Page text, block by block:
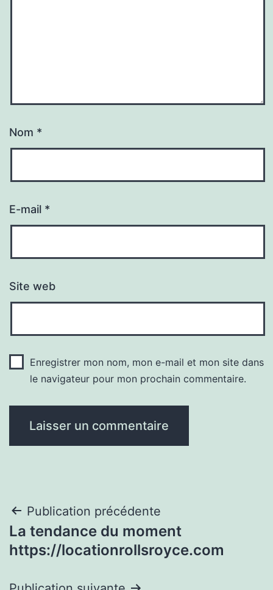
Nom *
E-mail *
Site web
Enregistrer mon nom, mon e-mail et mon site dans
le navigateur pour mon prochain commentaire.
Navigation
de
Publication précédente
La tendance du moment
https://locationrollsroyce.com